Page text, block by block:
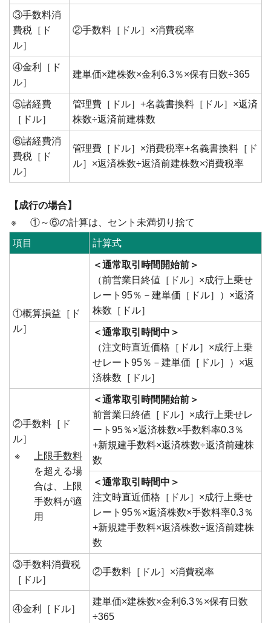
③手数料消
費税［ド
ル］
②手数料［ドル］×消費税率
④金利［ド
ル］
建単価×建株数×金利6.3％×保有日数÷365
⑤諸経費
［ドル］
管理費［ドル］+名義書換料［ドル］×返済
株数÷返済前建株数
⑥諸経費消
費税［ド
ル］
管理費［ドル］×消費税率+名義書換料［ド
ル］×返済株数÷返済前建株数×消費税率
【成行の場合】
※
①～⑥の計算は、セント未満切り捨て
項目
計算式
①概算損益［ド
ル］
＜通常取引時間開始前＞
（前営業日終値［ドル］×成行上乗せ
レート95％－建単価［ドル］）×返済
株数［ドル］
＜通常取引時間中＞
（注文時直近価格［ドル］×成行上乗
せレート95％－建単価［ドル］）×返
済株数［ドル］
②手数料［ド
ル］
※
上限手数料
を超える場
合は、上限
手数料が適
用
＜通常取引時間開始前＞
前営業日終値［ドル］×成行上乗せレ
ート95％×返済株数×手数料率0.3％
+新規建手数料×返済株数÷返済前建株
数
＜通常取引時間中＞
注文時直近価格［ドル］×成行上乗せ
レート95％×返済株数×手数料率0.3％
+新規建手数料×返済株数÷返済前建株
数
③手数料消費税
［ドル］
②手数料［ドル］×消費税率
④金利［ドル］
建単価×建株数×金利6.3％×保有日数
÷365